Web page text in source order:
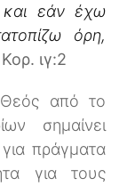
και εάν έχω
όρη,
Κορ. ιγ:2
Θεός από το
σημαίνει
πράγματα
για τους